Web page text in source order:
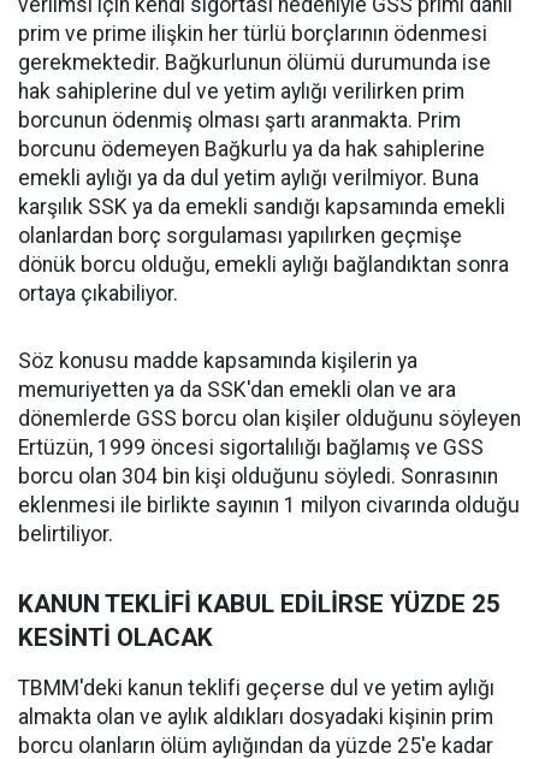
verilmsi için kendi sigortası nedeniyle GSS primi dahil
prim ve prime ilişkin her türlü borçlarının ödenmesi
gerekmektedir. Bağkurlunun ölümü durumunda ise
hak sahiplerine dul ve yetim aylığı verilirken prim
borcunun ödenmiş olması şartı aranmakta. Prim
borcunu ödemeyen Bağkurlu ya da hak sahiplerine
emekli aylığı ya da dul yetim aylığı verilmiyor. Buna
karşılık SSK ya da emekli sandığı kapsamında emekli
olanlardan borç sorgulaması yapılırken geçmişe
dönük borcu olduğu, emekli aylığı bağlandıktan sonra
ortaya çıkabiliyor.
Söz konusu madde kapsamında kişilerin ya
memuriyetten ya da SSK'dan emekli olan ve ara
dönemlerde GSS borcu olan kişiler olduğunu söyleyen
Ertüzün, 1999 öncesi sigortalılığı bağlamış ve GSS
borcu olan 304 bin kişi olduğunu söyledi. Sonrasının
eklenmesi ile birlikte sayının 1 milyon civarında olduğu
belirtiliyor.
KANUN TEKLİFİ KABUL EDİLİRSE YÜZDE 25
KESİNTİ OLACAK
TBMM'deki kanun teklifi geçerse dul ve yetim aylığı
almakta olan ve aylık aldıkları dosyadaki kişinin prim
borcu olanların ölüm aylığından da yüzde 25'e kadar